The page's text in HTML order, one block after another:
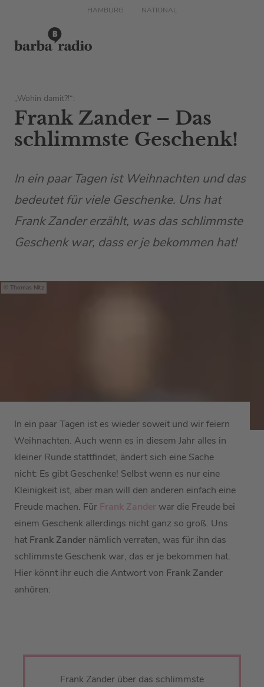
HAMBURG NATIONAL
„Wohin damit?!“:
Frank Zander – Das
schlimmste Geschenk!
In ein paar Tagen ist Weihnachten und das
bedeutet für viele Geschenke. Uns hat
Frank Zander erzählt, was das schlimmste
Geschenk war, dass er je bekommen hat!
Thomas Nitz
In ein paar Tagen ist es wieder soweit und wir feiern
Weihnachten. Auch wenn es in diesem Jahr alles in
kleiner Runde stattfindet, ändert sich eine Sache
nicht: Es gibt Geschenke! Selbst wenn es nur eine
Kleinigkeit ist, aber man will den anderen einfach eine
Freude machen. Für Frank Zanderwar die Freude bei
einem Geschenk allerdings nicht ganz so groß. Uns
hat Frank Zander nämlich verraten, was für ihn das
schlimmste Geschenk war, das er je bekommen hat.
Hier könnt ihr euch die Antwort von Frank Zander
anhören:
Frank Zander über das schlimmste